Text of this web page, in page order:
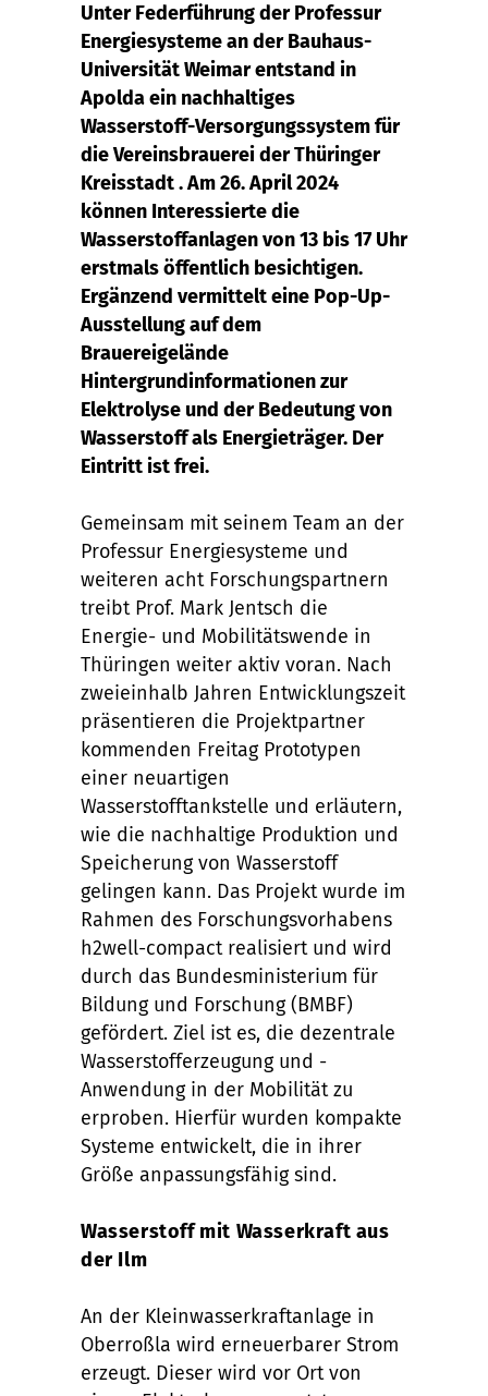
Unter Federführung der Professur
Energiesysteme an der Bauhaus-
Universität Weimar entstand in
Apolda ein nachhaltiges
Wasserstoff-Versorgungssystem für
die Vereinsbrauerei der Thüringer
Kreisstadt . Am 26. April 2024
können Interessierte die
Wasserstoffanlagen von 13 bis 17 Uhr
erstmals öffentlich besichtigen.
Ergänzend vermittelt eine Pop-Up-
Ausstellung auf dem
Brauereigelände
Hintergrundinformationen zur
Elektrolyse und der Bedeutung von
Wasserstoff als Energieträger. Der
Eintritt ist frei.
Gemeinsam mit seinem Team an der
Professur Energiesysteme und
weiteren acht Forschungspartnern
treibt Prof. Mark Jentsch die
Energie- und Mobilitätswende in
Thüringen weiter aktiv voran. Nach
zweieinhalb Jahren Entwicklungszeit
präsentieren die Projektpartner
kommenden Freitag Prototypen
einer neuartigen
Wasserstofftankstelle und erläutern,
wie die nachhaltige Produktion und
Speicherung von Wasserstoff
gelingen kann. Das Projekt wurde im
Rahmen des Forschungsvorhabens
h2well-compact realisiert und wird
durch das Bundesministerium für
Bildung und Forschung (BMBF)
gefördert. Ziel ist es, die dezentrale
Wasserstofferzeugung und -
Anwendung in der Mobilität zu
erproben. Hierfür wurden kompakte
Systeme entwickelt, die in ihrer
Größe anpassungsfähig sind.
Wasserstoff mit Wasserkraft aus
der Ilm
An der Kleinwasserkraftanlage in
Oberroßla wird erneuerbarer Strom
erzeugt. Dieser wird vor Ort von